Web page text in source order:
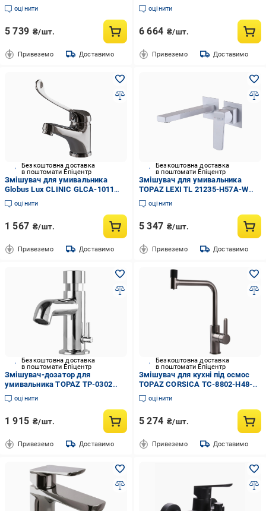
(000016607)
оцінити
5 739 ₴/шт.
Привеземо Доставимо
(000027422)
оцінити
6 664 ₴/шт.
Привеземо Доставимо
Безкоштовна доставка
в поштомати Епіцентр
Змішувач для умивальника
Globus Lux CLINIC GLCA-1011
(000001682)
оцінити
1 567 ₴/шт.
Привеземо Доставимо
Безкоштовна доставка
в поштомати Епіцентр
Змішувач для умивальника
TOPAZ LEXI TL 21235-H57A-W
(000028523)
оцінити
5 347 ₴/шт.
Привеземо Доставимо
Безкоштовна доставка
в поштомати Епіцентр
Змішувач-дозатор для
умивальника TOPAZ TP-0302
(000014766)
оцінити
1 915 ₴/шт.
Привеземо Доставимо
Безкоштовна доставка
в поштомати Епіцентр
Змішувач для кухні під осмос
TOPAZ CORSICA TC-8802-H48-
PVD (000021021)
оцінити
5 274 ₴/шт.
Привеземо Доставимо